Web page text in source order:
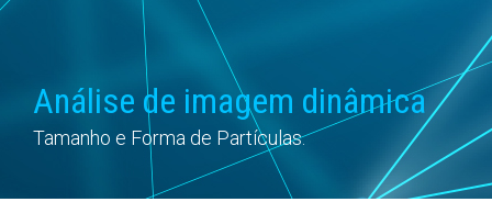
Análise de imagem dinâmica
Tamanho e Forma de Partículas.